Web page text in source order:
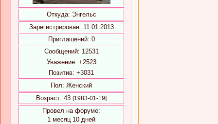
Откуда: Энгельс
Зарегистрирован: 11.01.2013
Приглашений: 0
Сообщений: 12531
Уважение: +2523
Позитив: +3031
Пол: Женский
Возраст: 43 [1983-01-19]
Провел на форуме:
1 месяц 10 дней